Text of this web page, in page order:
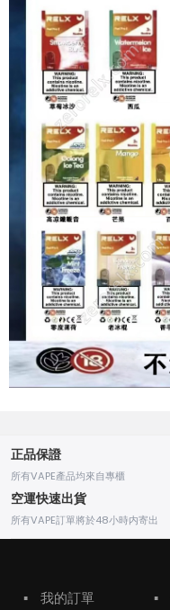
正品保證
所有VAPE產品均來自專櫃
空運快速出貨
所有VAPE訂單將於48小時内寄出
▪ 我的訂單 ▪